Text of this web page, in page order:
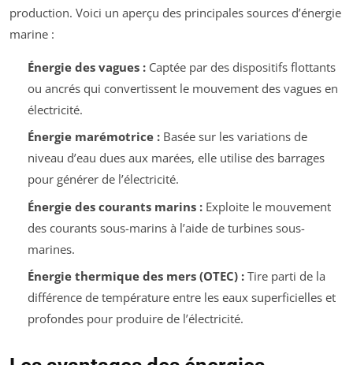
production. Voici un aperçu des principales sources d’énergie
marine :
Énergie des vagues :Captée par des dispositifs flottants
ou ancrés qui convertissent le mouvement des vagues en
électricité.
Énergie marémotrice :Basée sur les variations de
niveau d’eau dues aux marées, elle utilise des barrages
pour générer de l’électricité.
Énergie des courants marins :Exploite le mouvement
des courants sous-marins à l’aide de turbines sous-
marines.
Énergie thermique des mers (OTEC) :Tire parti de la
différence de température entre les eaux superficielles et
profondes pour produire de l’électricité.